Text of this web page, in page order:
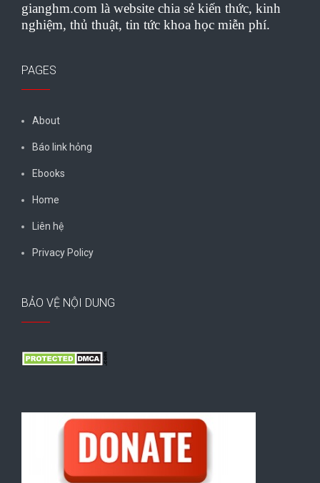
gianghm.com là website chia sẻ kiến thức, kinh
nghiệm, thủ thuật, tin tức khoa học miễn phí.
PAGES
About
Báo link hỏng
Ebooks
Home
Liên hệ
Privacy Policy
BẢO VỆ NỘI DUNG